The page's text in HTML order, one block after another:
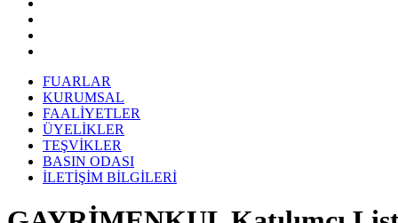
FUARLAR
KURUMSAL
FAALİYETLER
ÜYELİKLER
TEŞVİKLER
BASIN ODASI
İLETİŞİM BİLGİLERİ